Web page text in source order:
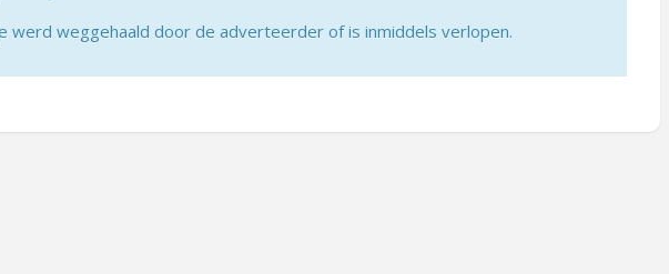
werd weggehaald door de adverteerder of is inmiddels verlopen.